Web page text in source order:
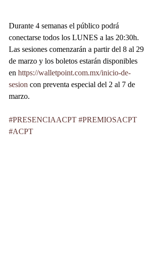
Durante 4 semanas el público podrá
conectarse todos los LUNES a las 20:30h.
Las sesiones comenzarán a partir del 8 al 29
de marzo y los boletos estarán disponibles
en https://walletpoint.com.mx/inicio-de-
sesion con preventa especial del 2 al 7 de
marzo.
#PRESENCIAACPT #PREMIOSACPT
#ACPT